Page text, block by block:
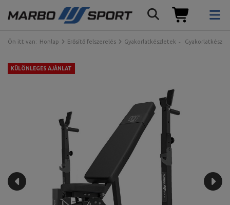
Ön itt van: Honlap Erősítő felszerelés Gyakorlatkészletek
KÜLÖNLEGES AJÁNLAT